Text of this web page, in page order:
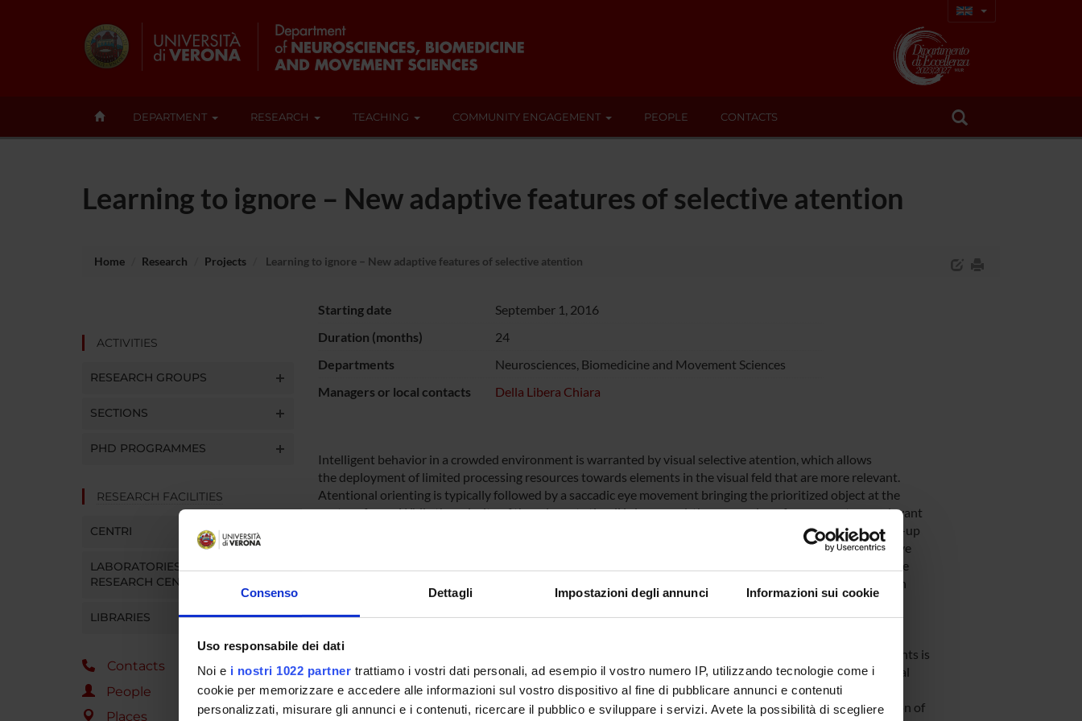
Consenso Dettagli Impostazioni degli annunci Informazioni sui cookie
Uso responsabile dei dati
Noi e i nostri 1022 partner trattiamo i vostri dati personali, ad esempio il vostro numero IP, utilizzando tecnologie come i
cookie per memorizzare e accedere alle informazioni sul vostro dispositivo al fine di pubblicare annunci e contenuti
personalizzati, misurare gli annunci e i contenuti, ricercare il pubblico e sviluppare i servizi. Avete la possibilità di scegliere
DEPARTMENT RESEARCH TEACHING COMMUNITY ENGAGEMENT PEOPLE CONTACTS
Learning to ignore – New adaptive features of selective atention
Home Research Projects Learning to ignore – New adaptive features of selective atention
ACTIVITIES
RESEARCH GROUPS
SECTIONS
PHD PROGRAMMES
RESEARCH FACILITIES
CENTRI
LABORATORIES AND
RESEARCH CENTRES
LIBRARIES
Contacts
People
Places
Starting date
September 1, 2016
Duration (months)
24
Departments
Neurosciences, Biomedicine and Movement Sciences
Managers or local contacts
Della Libera Chiara
Intelligent behavior in a crowded environment is warranted by visual selective atention, which allows
the deployment of limited processing resources towards elements in the visual feld that are more relevant.
Atentional orienting is typically followed by a saccadic eye movement bringing the prioritized object at the
center of gaze. While the priority of the relevant stimuli is increased, the processing of concurrent non relevant
information is suppressed, preventing distraction. Atentional priority was thought to derive either bottom-up
on the basis of stimulus features, or top-down on the basis of behavioral goals. Recent studies however have
shown that the atentional processing of visual stimuli can be also influenced by the experience gained in the
past when dealing with the objects. Independently of each other, we have carried out pioneering research in
this feld, showing that the selection of attentional and saccadic targets can be strikingly afected by learned
associations with rewarding outcomes.
the mechanisms involved in the suppression of distracting information are also subject to similar adjustments is
currently unknown. With the studies described in this proposal we will set out a new collaboration, to reveal
and characterize whether and how learned contingencies of distractor suppression impact on attentional
processing in the long term. To this aim we will employ experimental paradigms tapping atentional inhibition of